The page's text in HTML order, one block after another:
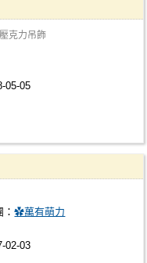
壓克力吊飾
05-05
：✿萬有萌力
02-03